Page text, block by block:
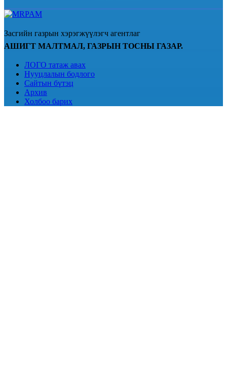
Засгийн газрын хэрэгжүүлэгч агентлаг
АШИГТ МАЛТМАЛ, ГАЗРЫН ТОСНЫ ГАЗАР.
ЛОГО татаж авах
Нууцлалын бодлого
Сайтын бүтэц
Архив
Холбоо барих